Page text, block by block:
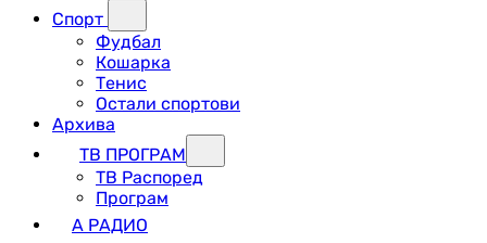
Спорт
Фудбал
Кошарка
Тенис
Остали спортови
Архива
ТВ ПРОГРАМ
ТВ Распоред
Програм
А РАДИО